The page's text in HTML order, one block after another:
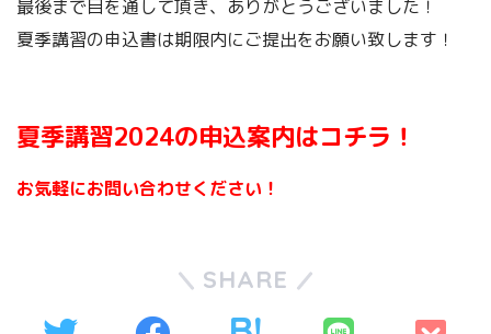
最後まで目を通して頂き、ありがとうございました！
夏季講習の申込書は期限内にご提出をお願い致します！
夏季講習2024の申込案内はコチラ！
お気軽にお問い合わせください！
SHARE